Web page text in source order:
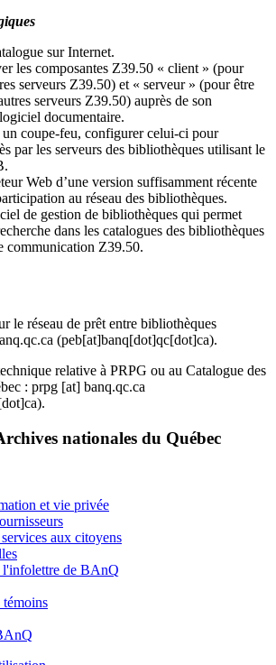
sur Internet.
les composantes Z39.50 « client » (pour
serveurs Z39.50) et « serveur » (pour être
serveurs Z39.50) auprès de son
documentaire.
un coupe-feu, configurer celui-ci pour
par les serveurs des bibliothèques utilisant le
Web d’une version suffisamment récente
au réseau des bibliothèques.
de gestion de bibliothèques qui permet
dans les catalogues des bibliothèques
communication Z39.50.
le réseau de prêt entre bibliothèques
(peb[at]banq[dot]qc[dot]ca).
relative à PRPG ou au Catalogue des
: prpg [at] banq.qc.ca
.
nationales du Québec
et vie privée
aux citoyens
l'infolettre de BAnQ
témoins